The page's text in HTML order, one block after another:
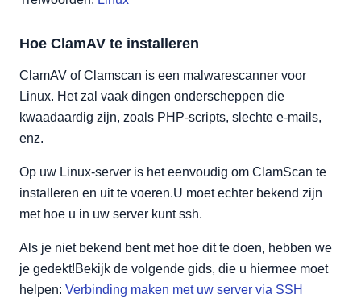
Hoe u een scan uitvoert met ClamAV
Hoe ClamAV te installeren
ClamAV of Clamscan is een malwarescanner voor
Linux. Het zal vaak dingen onderscheppen die
kwaadaardig zijn, zoals PHP-scripts, slechte e-mails,
enz.
Op uw Linux-server is het eenvoudig om ClamScan te
installeren en uit te voeren.U moet echter bekend zijn
met hoe u in uw server kunt ssh.
Als je niet bekend bent met hoe dit te doen, hebben we
je gedekt!Bekijk de volgende gids, die u hiermee moet
helpen: Verbinding maken met uw server via SSH